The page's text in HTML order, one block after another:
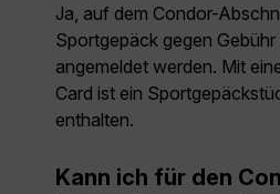
Ja, auf dem Condor-
Sportgepäck gegen
angemeldet werden. Mit
Card ist ein
enthalten.
Kann ich für den